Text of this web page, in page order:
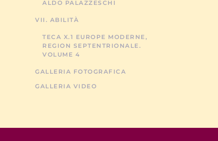
ALDO PALAZZESCHI
VII. ABILITÀ
TECA X.1 EUROPE MODERNE,
REGION SEPTENTRIONALE.
VOLUME 4
GALLERIA FOTOGRAFICA
GALLERIA VIDEO